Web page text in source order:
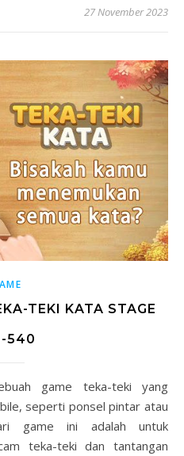
27 November 2023
TEKI KATA STAGE
540
seperti ponsel pintar atau
game ini adalah untuk
teka-teki dan tantangan